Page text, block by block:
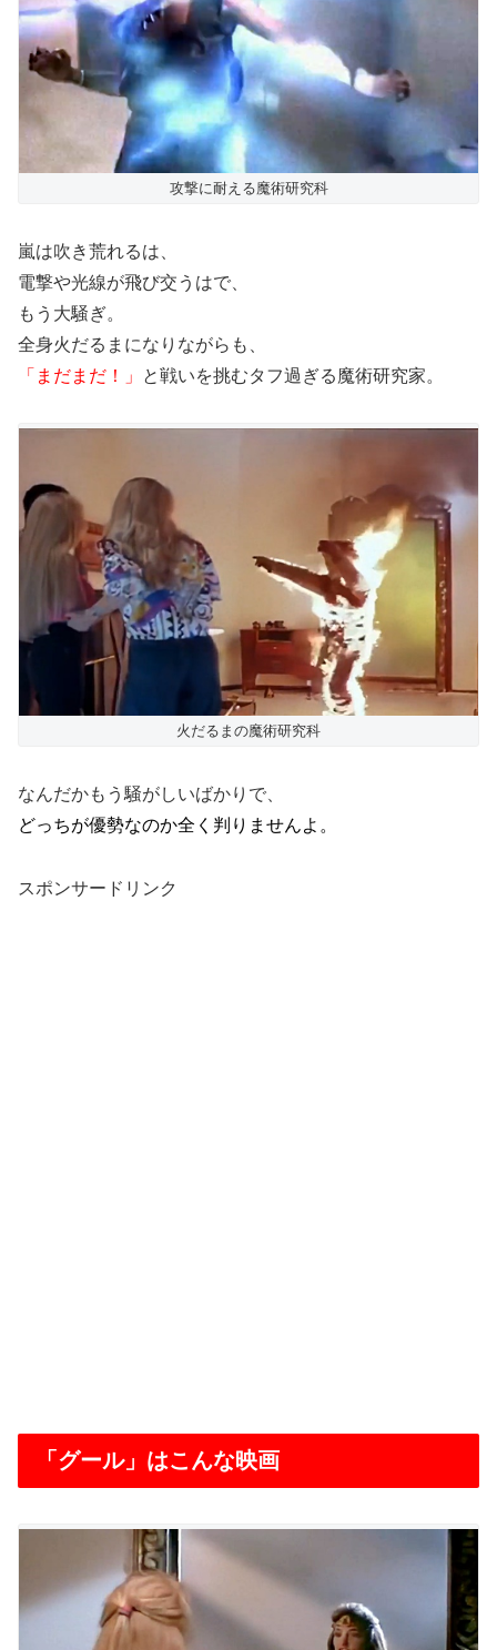
攻撃に耐える魔術研究科
嵐は吹き荒れるは、
電撃や光線が飛び交うはで、
もう大騒ぎ。
全身火だるまになりながらも、
「まだまだ！」
と戦いを挑むタフ過ぎる魔術研究家。
火だるまの魔術研究科
なんだかもう騒がしいばかりで、
どっちが優勢なのか全く判りませんよ。
スポンサードリンク
「グール」はこんな映画